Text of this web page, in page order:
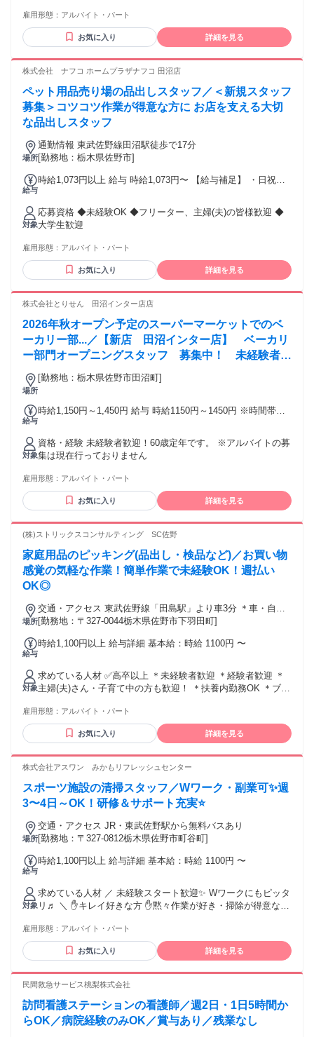
×15日=15万0150円 ②深夜手当357.5円×1時間45分×15日
④深夜手当370円×1時間45分×7日=4532.5円 月収=①＋②＋③
＋④=23万6587＋交通費 ◆支払い方法： 月1回
います。 ・家庭を大切にしている主婦パートさんも活躍中！
▼こんな方が活躍中です！ ・個性を活かして自由に働きたい
隠さずに働きたい方 アニメ、ゲーム、趣味など、 自分の大好
のが好きな方 お客様の反応を見るのが好きな方は サービスや
接客を通じ、喜びを感じられる環境です? ・高時給で効率よく
稼ぎたい方 コスパ・タイパ最強アルバイト！ 短時間や副業・
Wワークでしっかり稼ぎたい方も！ ・明確なキャリアアップ
を目指したい方 将来的に正社員を目指したい、 または実力次
第で早く昇進したいという意欲がある方。 ※風営法により、
す。 未経験者歓迎/フリーター歓迎/Wワーク歓迎/主婦（夫）
雇用形態： アルバイト・パート
お気に入り 詳細を見る
株式会社 ナフコ ホームプラザナフコ 田沼店
ペット用品売り場の品出しスタッフ／＜新規スタッフ
募集＞コツコツ作業が得意な方に お店を支える大切
な品出しスタッフ
場所
通勤情報 東武佐野線田沼駅徒歩で17分
[勤務地：栃木県佐野市]
給与
時給1,073円以上 給与 時給1,073円〜 【給与補足】 ・日祝時
対象
応募資格 ◆未経験OK ◆フリーター、主婦(夫)の皆様歓迎 ◆
大学生歓迎
雇用形態： アルバイト・パート
お気に入り 詳細を見る
株式会社とりせん 田沼インター店店
2026年秋オープン予定のスーパーマーケットでのベ
ーカリー部...／【新店 田沼インター店】 ベーカリ
ー部門オープニングスタッフ 募集中！ 未経験者大
歓迎！！
場所
[勤務地：栃木県佐野市田沼町]
給与
時給1,150円～1,450円 給与 時給1150円～1450円 ※時間帯、
円 ＊午後5時以降の勤務は時間帯により時給1250円～1350円
日曜・祝日、お盆、年末はさらに時給+100円
対象
資格・経験 未経験者歓迎！60歳定年です。 ※アルバイトの募
集は現在行っておりません
雇用形態： アルバイト・パート
お気に入り 詳細を見る
(株)ストリックスコンサルティング SC佐野
家庭用品のピッキング(品出し・検品など)／お買い物
感覚の気軽な作業！簡単作業で未経験OK！週払い
OK◎
場所
交通・アクセス 東武佐野線「田島駅」より車3分 ＊車・自転
車通勤OK
[勤務地：〒327-0044栃木県佐野市下羽田町]
給与
時給1,100円以上 給与詳細 基本給：時給 1100円 〜
対象
求めている人材 ✅高卒以上 ＊未経験者歓迎 ＊経験者歓迎 ＊
主婦(夫)さん・子育て中の方も歓迎！ ＊扶養内勤務OK ＊ブラ
が叶います！＞ ・子どもが学校の間に... ・平日の家事の合間
に... ・別の仕事とＷワークで... ・無理なく長く続けたい... な
どあなたの生活に合わせて働けます！ ＜働いている人たち
の融通がきくから プライベート充実！ ご家庭の都合と両立も
な前職の方も活躍中＞ ・事務スタッフ （一般事務、営業事
務、総務事務） ・受付スタッフ （ホテル、クリニック、オフ
・警備スタッフ （駅、学校、商業施設、施設）
雇用形態： アルバイト・パート
お気に入り 詳細を見る
株式会社アスワン みかもリフレッシュセンター
スポーツ施設の清掃スタッフ／Wワーク・副業可✨週
3〜4日～OK！研修＆サポート充実⭐
場所
交通・アクセス JR・東武佐野駅から無料バスあり
[勤務地：〒327-0812栃木県佐野市町谷町]
給与
時給1,100円以上 給与詳細 基本給：時給 1100円 〜
対象
求めている人材 ／ 未経験スタート歓迎✨ Wワークにもピッタ
リ♬ ＼ ✋キレイ好きな方 ✋黙々作業が好き・掃除が得意な方
事◎ ⭐20〜40代の男性スタッフが活躍中！ 年代が近い仲間と
協力しながら働ける あたたかい雰囲気の職場です！ ✦・
┈┈┈┈┈・✦✦・┈┈┈┈┈・✦ ✅未経験者歓迎 ✅大学生歓
業・WワークOK ✅ブランクOK ✅経験者歓迎 ✅学歴不問 ✅経
┈┈┈┈┈・✦✦・┈┈┈┈┈・✦ ✨今回募集するお仕事で
は、 【ホテル清掃】【客室清掃】【施設清掃】 【オフィスビ
雇用形態： アルバイト・パート
お気に入り 詳細を見る
民間救急サービス桃梨株式会社
訪問看護ステーションの看護師／週2日・1日5時間か
らOK／病院経験のみOK／賞与あり／残業なし